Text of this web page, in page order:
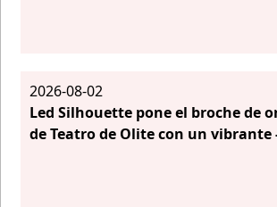
2026-08-02
Led Silhouette pone el broche de
de Teatro de Olite con un